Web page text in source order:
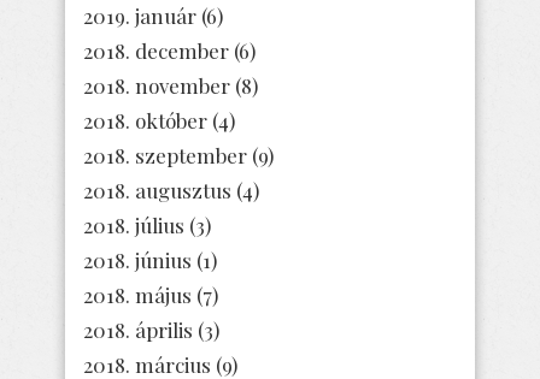
2019. január (6)
2018. december (6)
2018. november (8)
2018. október (4)
2018. szeptember (9)
2018. augusztus (4)
2018. július (3)
2018. június (1)
2018. május (7)
2018. április (3)
2018. március (9)